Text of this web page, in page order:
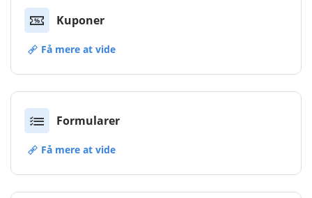
Kuponer
Få mere at vide
Formularer
Få mere at vide